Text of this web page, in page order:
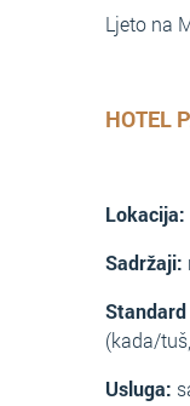
Ljeto na
HOTEL
Lokacija:
Sadržaji:
Standard
(kada/
Usluga: